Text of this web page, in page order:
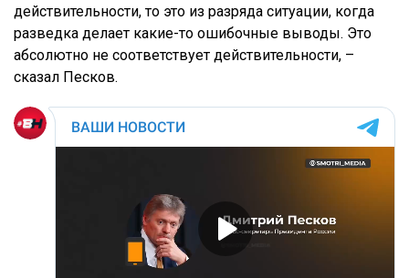
действительности, то это из разряда ситуации, когда
разведка делает какие-то ошибочные выводы. Это
абсолютно не соответствует действительности, –
сказал Песков.